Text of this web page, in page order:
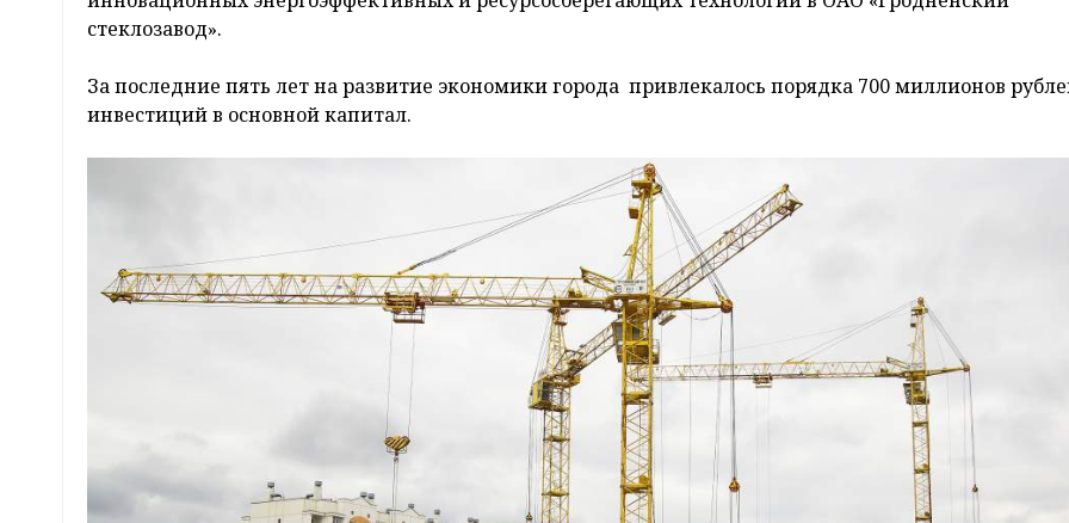
стеклозавод».
За последние пять лет на развитие экономики города привлекалось порядка 700 миллионов
инвестиций в основной капитал.